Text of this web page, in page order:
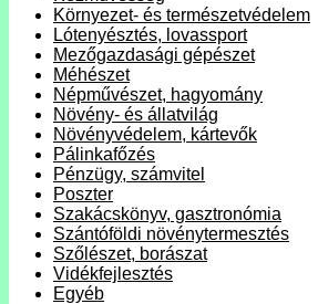
Környezet- és természetvédelem
Lótenyésztés, lovassport
Mezőgazdasági gépészet
Méhészet
Népművészet, hagyomány
Növény- és állatvilág
Növényvédelem, kártevők
Pálinkafőzés
Pénzügy, számvitel
Poszter
Szakácskönyv, gasztronómia
Szántóföldi növénytermesztés
Szőlészet, borászat
Vidékfejlesztés
Egyéb